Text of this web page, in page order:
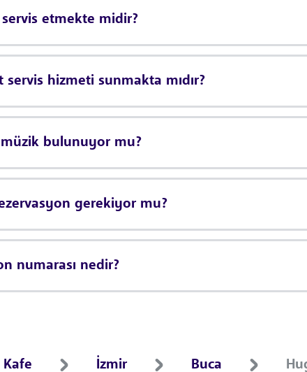
etmekte midir?
hizmeti sunmakta mıdır?
müzik bulunuyor mu?
gerekiyor mu?
numarası nedir?
Kafe İzmir Buca